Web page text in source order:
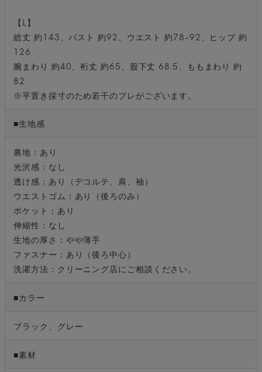
【L】
総丈 約143、バスト 約92、ウエスト 約78-92、ヒップ 約
126
腕まわり 約40、裄丈 約65、股下丈 68.5、ももまわり 約
82
※平置き採寸のため若干のブレがございます。
■生地感
裏地：あり
光沢感：なし
透け感：あり（デコルテ、肩、袖）
ウエストゴム：あり（後ろのみ）
ポケット：あり
伸縮性：なし
生地の厚さ：やや薄手
ファスナー：あり（後ろ中心）
洗濯方法：クリーニング店にご相談ください。
■カラー
ブラック、グレー
■素材